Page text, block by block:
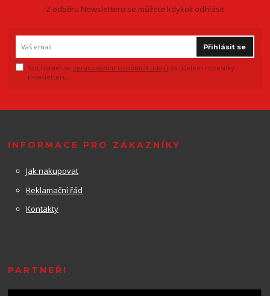
Z odběru Newsletteru se můžete kdykoli odhlásit
Přihlásit se
Souhlasím se zpracováním osobních údajů za účelem rozesílky
newsletteru.
INFORMACE PRO ZÁKAZNÍKY
Jak nakupovat
Reklamační řád
Kontakty
PARTNEŘI